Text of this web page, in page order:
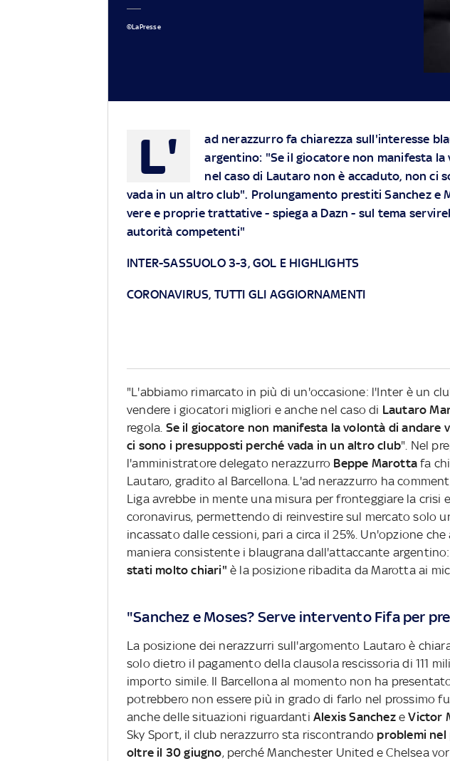
©LaPresse
L'
ad nerazzurro fa chiarezza sull'interesse
argentino: "Se il giocatore non manifesta la
nel caso di Lautaro non è accaduto, non ci
vada in un altro club". Prolungamento prestiti Sanchez e
vere e proprie trattative - spiega a Dazn - sul tema
autorità competenti"
INTER-SASSUOLO 3-3, GOL E HIGHLIGHTS
CORONAVIRUS, TUTTI GLI AGGIORNAMENTI
"L'abbiamo rimarcato in più di un'occasione: l'Inter è un
vendere i giocatori migliori e anche nel caso di Lautaro
regola. Se il giocatore non manifesta la volontà di andare
ci sono i presupposti perché vada in un altro club". Nel
l'amministratore delegato nerazzurro Beppe Marotta fa
Lautaro, gradito al Barcellona. L'ad nerazzurro ha
Liga avrebbe in mente una misura per fronteggiare la crisi
coronavirus, permettendo di reinvestire sul mercato solo
incassato dalle cessioni, pari a circa il 25%. Un'opzione
maniera consistente i blaugrana dall'attaccante
stati molto chiari" è la posizione ribadita da Marotta ai
"Sanchez e Moses? Serve intervento Fifa per
La posizione dei nerazzurri sull'argomento Lautaro è
solo dietro il pagamento della clausola rescissoria di 111
importo simile. Il Barcellona al momento non ha
potrebbero non essere più in grado di farlo nel prossimo
anche delle situazioni riguardanti Alexis Sanchez eVictor
Sky Sport, il club nerazzurro sta riscontrando problemi
oltre il 30 giugno, perché Manchester United e Chelsea